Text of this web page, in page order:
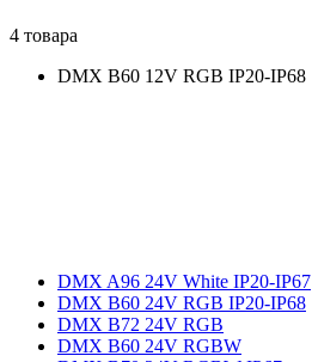
4 товара
DMX B60 12V RGB IP20-IP68
DMX A96 24V White IP20-IP67
DMX B60 24V RGB IP20-IP68
DMX B72 24V RGB
DMX B60 24V RGBW